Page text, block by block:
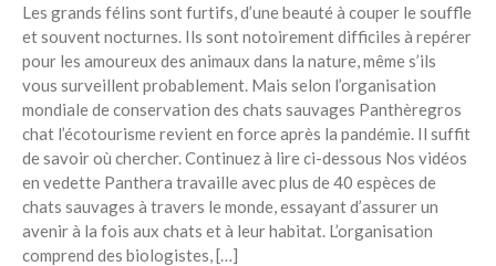
Réduire les déchets : votre
guide pour les citoyens et les
électeurs
Toits verts | Association
Permaculturelle
L’intelligence artificielle pour
prédire le succès des invasions
biologiques – The Applied
Ecologist
Les grands félins sont furtifs, d’une beauté à couper le souffle
et souvent nocturnes. Ils sont notoirement difficiles à repérer
pour les amoureux des animaux dans la nature, même s’ils
vous surveillent probablement. Mais selon l’organisation
mondiale de conservation des chats sauvages Panthèregros
chat l’écotourisme revient en force après la pandémie. Il suffit
de savoir où chercher. Continuez à lire ci-dessous Nos vidéos
en vedette Panthera travaille avec plus de 40 espèces de
chats sauvages à travers le monde, essayant d’assurer un
avenir à la fois aux chats et à leur habitat. L’organisation
comprend des biologistes, […]